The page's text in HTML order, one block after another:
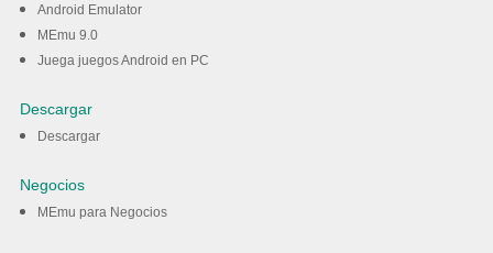
Android Emulator
MEmu 9.0
Juega juegos Android en PC
Descargar
Descargar
Negocios
MEmu para Negocios